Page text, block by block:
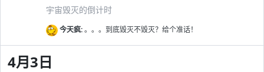
宇宙毁灭的倒计时
今天疯:。。。到底毁灭不毁灭？给个准话！
4月3日